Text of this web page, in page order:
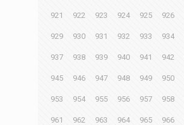
921 922 923 924 925 926
929 930 931 932 933 934
937 938 939 940 941 942
945 946 947 948 949 950
953 954 955 956 957 958
961 962 963 964 965 966